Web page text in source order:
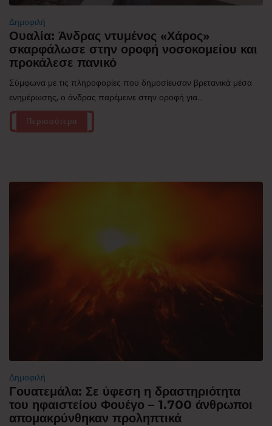
Δημοφιλή
Ουαλία: Άνδρας ντυμένος «Χάρος»
σκαρφάλωσε στην οροφή νοσοκομείου και
προκάλεσε πανικό
Σύμφωνα με τις πληροφορίες που δημοσίευσαν βρετανικά μέσα
ενημέρωσης, ο άνδρας παρέμεινε στην οροφή για...
Περισσότερα
Δημοφιλή
Γουατεμάλα: Σε ύφεση η δραστηριότητα
του ηφαιστείου Φουέγο – 1.700 άνθρωποι
απομακρύνθηκαν προληπτικά